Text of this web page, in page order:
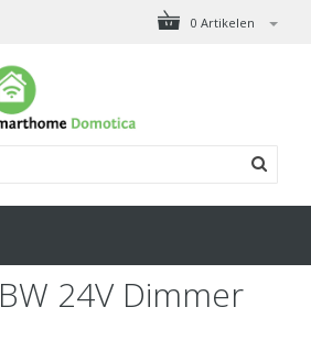
0 Artikelen
24V Dimmer